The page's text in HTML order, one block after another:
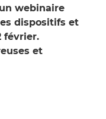
webinaire
dispositifs et
février.
et